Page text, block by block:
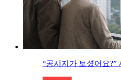
“공시지가 보셨어요?”